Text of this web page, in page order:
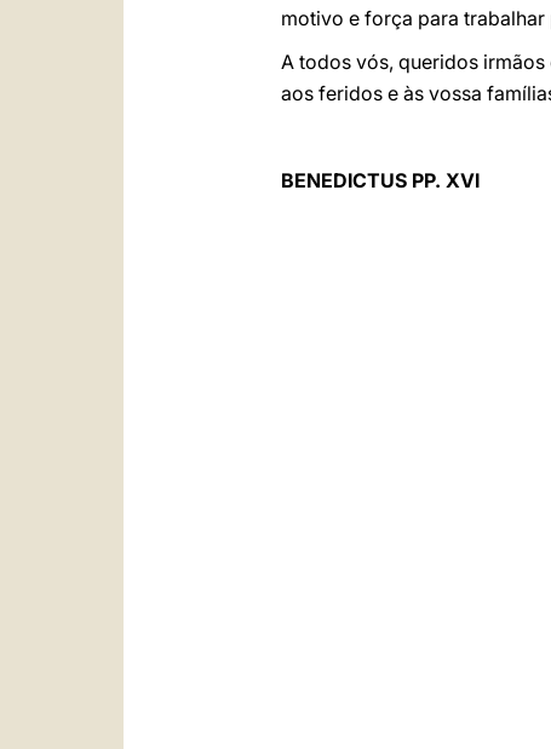
motivo e força para trabalhar
A todos vós, queridos
aos feridos e às vossa
BENEDICTUS PP. XVI